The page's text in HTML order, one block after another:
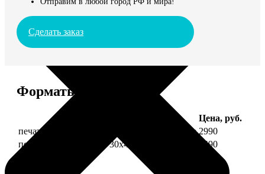
Сделать заказ
Форматы и цены
Цена, руб.
печать фото на холсте 30х40 на подрамнике 2990
печать фото на холсте 30х40 в раме
5490